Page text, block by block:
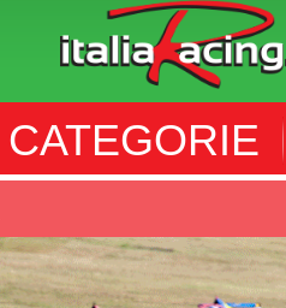
CATEGORIE